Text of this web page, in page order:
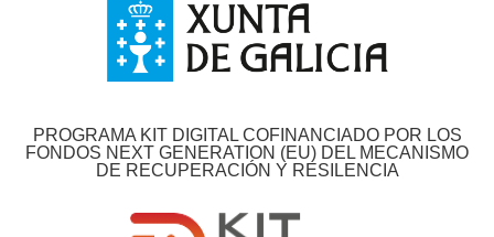
PROGRAMA KIT DIGITAL COFINANCIADO POR LOS
FONDOS NEXT GENERATION (EU) DEL MECANISMO
DE RECUPERACIÓN Y RESILENCIA